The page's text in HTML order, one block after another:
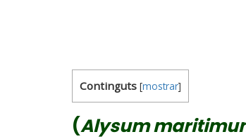
Continguts [mostrar]
(Alysum